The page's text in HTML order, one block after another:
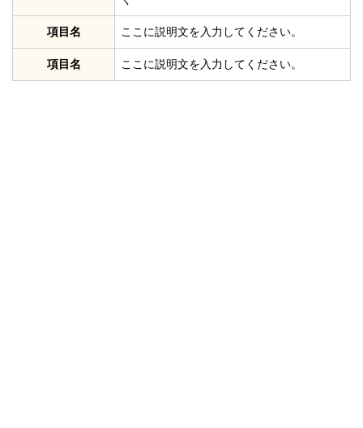
項目名 ここに説明文を入力してください。
項目名 ここに説明文を入力してください。